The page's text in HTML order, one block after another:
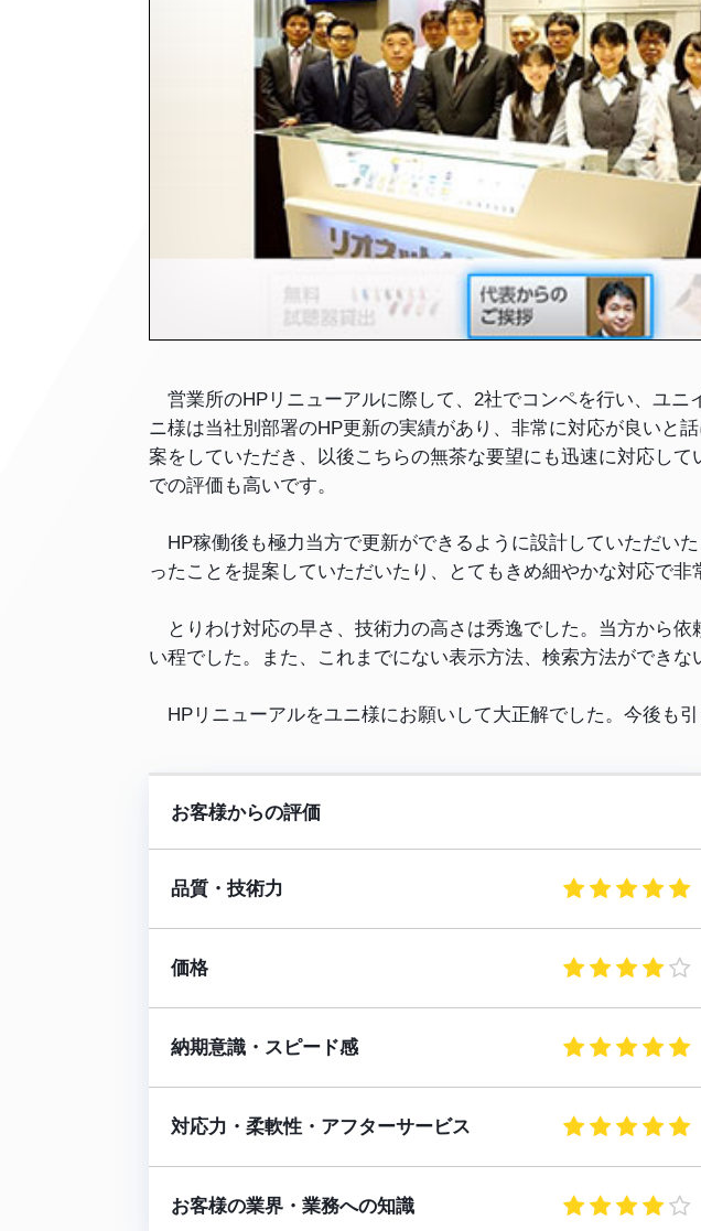
営業所のHPリニューアルに際して、2社でコンペを行い、ユ
ニ様は当社別部署のHP更新の実績があり、非常に対応が良いと
案をしていただき、以後こちらの無茶な要望にも迅速に対応し
での評価も高いです。
HP稼働後も極力当方で更新ができるように設計していただい
ったことを提案していただいたり、とてもきめ細やかな対応で非
とりわけ対応の早さ、技術力の高さは秀逸でした。当方から
い程でした。また、これまでにない表示方法、検索方法ができ
HPリニューアルをユニ様にお願いして大正解でした。今後も引
お客様からの評価
品質・技術力
価格
納期意識・スピード感
対応力・柔軟性・アフターサービス
お客様の業界・業務への知識